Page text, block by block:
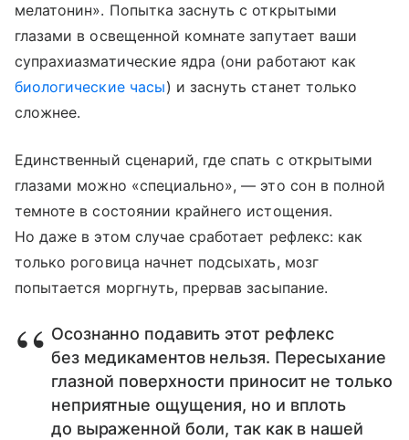
мелатонин». Попытка заснуть с открытыми
глазами в освещенной комнате запутает ваши
супрахиазматические ядра (они работают как
биологические часы) и заснуть станет только
сложнее.
Единственный сценарий, где спать с открытыми
глазами можно «специально», — это сон в полной
темноте в состоянии крайнего истощения.
Но даже в этом случае сработает рефлекс: как
только роговица начнет подсыхать, мозг
попытается моргнуть, прервав засыпание.
Осознанно подавить этот рефлекс
без медикаментов нельзя. Пересыхание
глазной поверхности приносит не только
неприятные ощущения, но и вплоть
до выраженной боли, так как в нашей